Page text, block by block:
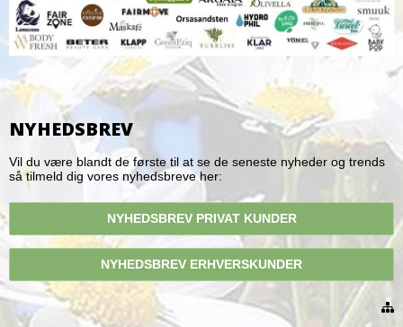
NYHEDSBREV
Vil du være blandt de første til at se de seneste nyheder og trends
så tilmeld dig vores nyhedsbreve her:
NYHEDSBREV PRIVAT KUNDER
NYHEDSBREV ERHVERSKUNDER